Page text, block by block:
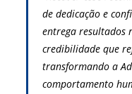
de dedicação e
entrega resultados
credibilidade que
transformando a
comportamento